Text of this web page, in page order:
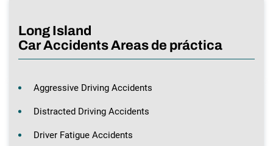
Long Island
Car Accidents Areas de práctica
Aggressive Driving Accidents
Distracted Driving Accidents
Driver Fatigue Accidents